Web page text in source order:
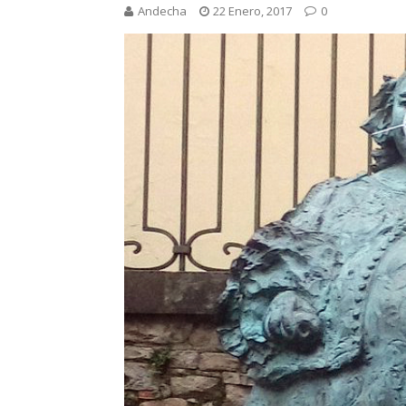
Andecha 22 Enero, 2017 0